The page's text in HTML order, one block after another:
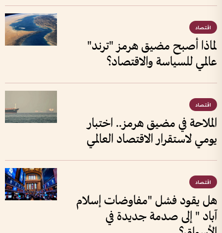
اقتصاد
لماذا أصبح مضيق هرمز "ترند"
عالمي للسياسة والاقتصاد؟
اقتصاد
الملاحة في مضيق هرمز.. اختبار
يومي لاستقرار الاقتصاد العالمي
اقتصاد
هل يقود فشل "مفاوضات إسلام
آباد " إلى صدمة جديدة في